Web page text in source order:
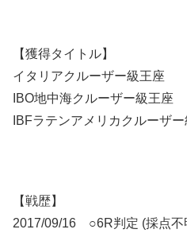
【獲得タイトル】
イタリアクルーザー級王座
IBO地中海クルーザー級王座
IBFラテンアメリカクルーザ
【戦歴】
2017/09/16 ○6R判定 (採点